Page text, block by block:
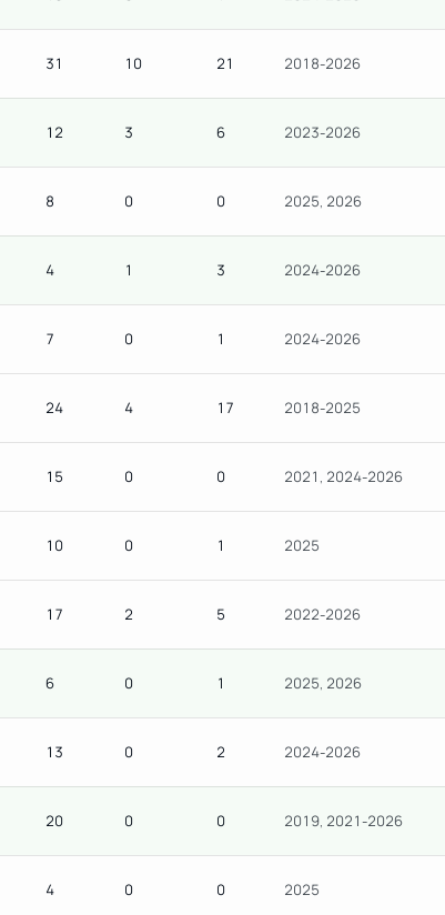
31 10 21 2018-2026
12 3 6 2023-2026
8 0 0 2025, 2026
4 1 3 2024-2026
7 0 1 2024-2026
24 4 17 2018-2025
15 0 0 2021, 2024-2026
10 0 1 2025
17 2 5 2022-2026
6 0 1 2025, 2026
13 0 2 2024-2026
20 0 0 2019, 2021-2026
4 0 0 2025